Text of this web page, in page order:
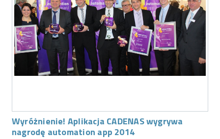
Wyróżnienie! Aplikacja CADENAS wygrywa
nagrodę automation app 2014